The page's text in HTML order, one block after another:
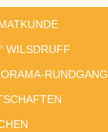
WILSDRUFF
RUNDGANG